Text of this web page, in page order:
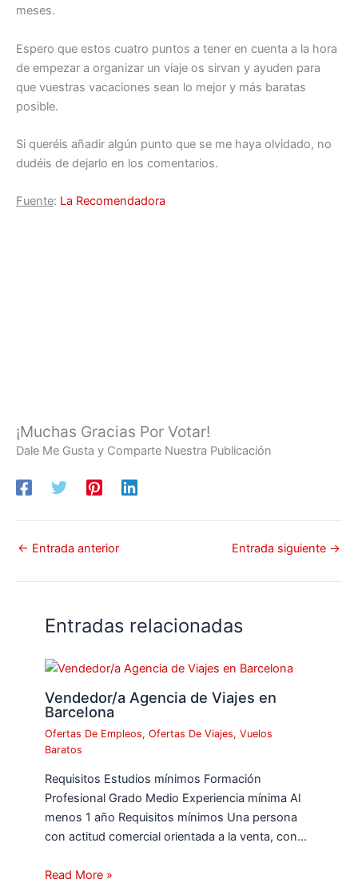
meses.
Espero que estos cuatro puntos a tener en cuenta a la hora
de empezar a organizar un viaje os sirvan y ayuden para
que vuestras vacaciones sean lo mejor y más baratas
posible.
Si queréis añadir algún punto que se me haya olvidado, no
dudéis de dejarlo en los comentarios.
Fuente: La Recomendadora
¡Muchas Gracias Por Votar!
Dale Me Gusta y Comparte Nuestra Publicación
← Entrada anterior Entrada siguiente →
Entradas relacionadas
Vendedor/a Agencia de Viajes en
Barcelona
Ofertas De Empleos,Ofertas De Viajes,Vuelos
Baratos
Requisitos Estudios mínimos Formación
Profesional Grado Medio Experiencia mínima Al
menos 1 año Requisitos mínimos Una persona
con actitud comercial orientada a la venta, con…
Read More »